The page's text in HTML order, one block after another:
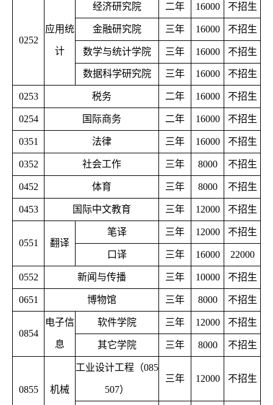
0252
应用统
计
经济研究院 二年 16000 不招生
金融研究院 三年 16000 不招生
数学与统计学院 三年 16000 不招生
数据科学研究院 三年 16000 不招生
0253 税务 二年 16000 不招生
0254 国际商务 二年 16000 不招生
0351 法律 三年 16000 不招生
0352 社会工作 三年 8000 不招生
0452 体育 三年 8000 不招生
0453 国际中文教育 三年 12000 不招生
0551 翻译
笔译 三年 12000 不招生
口译 三年 16000 22000
0552 新闻与传播 三年 10000 不招生
0651 博物馆 三年 8000 不招生
0854
电子信
息
软件学院 三年 12000 不招生
其它学院 三年 8000 不招生
0855 机械
工业设计工程（085
507）
三年 12000 不招生